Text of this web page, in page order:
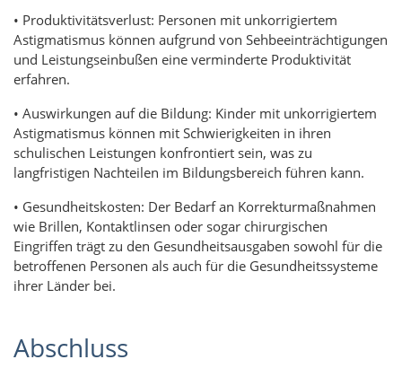
• Produktivitätsverlust: Personen mit unkorrigiertem
Astigmatismus können aufgrund von Sehbeeinträchtigungen
und Leistungseinbußen eine verminderte Produktivität
erfahren.
• Auswirkungen auf die Bildung: Kinder mit unkorrigiertem
Astigmatismus können mit Schwierigkeiten in ihren
schulischen Leistungen konfrontiert sein, was zu
langfristigen Nachteilen im Bildungsbereich führen kann.
• Gesundheitskosten: Der Bedarf an Korrekturmaßnahmen
wie Brillen, Kontaktlinsen oder sogar chirurgischen
Eingriffen trägt zu den Gesundheitsausgaben sowohl für die
betroffenen Personen als auch für die Gesundheitssysteme
ihrer Länder bei.
Abschluss